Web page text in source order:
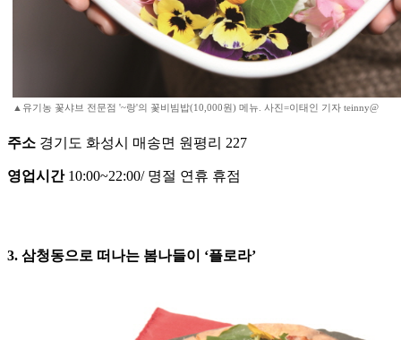
▲유기농 꽃샤브 전문점 '~랑'의 꽃비빔밥(10,000원) 메뉴. 사진=이태인 기자 teinny@
주소 경기도 화성시 매송면 원평리 227
영업시간10:00~22:00/ 명절 연휴 휴점
3. 삼청동으로 떠나는 봄나들이 ‘플로라’